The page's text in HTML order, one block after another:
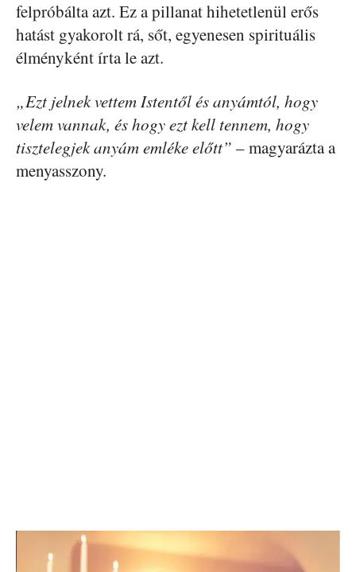
felpróbálta azt. Ez a pillanat hihetetlenül erős
hatást gyakorolt rá, sőt, egyenesen spirituális
élményként írta le azt.
„Ezt jelnek vettem Istentől és anyámtól, hogy
velem vannak, és hogy ezt kell tennem, hogy
tisztelegjek anyám emléke előtt” – magyarázta a
menyasszony.